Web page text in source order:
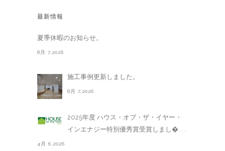
最新情報
夏季休暇のお知らせ。
8月 7,2026
施工事例更新しました。
8月 7,2026
2025年度 ハウス・オブ・ザ・イヤー・
インエナジー特別優秀賞受賞しまし�. . .
4月 6,2026